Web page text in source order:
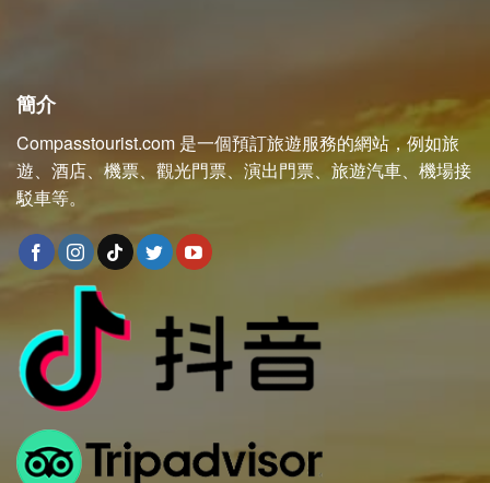
S2 Building, Lot HH05, Ben Doan High-End
Service Area, Hong Gai Ward, Ha Long City, Quang Ninh
Province, Viet Nam
北越：https://compasstourist.com/northvietnam
南越：https://compasstourist.com/Southvietnam
中越：https://compasstourist.com/centralvietnam
可以给我联系通过
https://www.facebook.com/compasstouristvn/
👉微信: TH8989_8